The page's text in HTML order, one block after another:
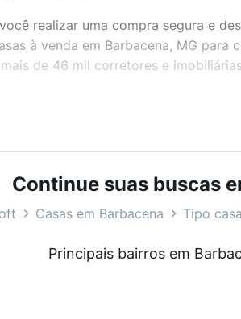
realizar uma compra segura e
à venda em Barbacena, MG
de 46 mil corretores e
com o preço, metragem e
Loft.
MG?
tem alguma dúvida dos
o imóvel dos seus sonhos com
Continue suas buscas
Casas em Barbacena Tipo
Principais bairros em